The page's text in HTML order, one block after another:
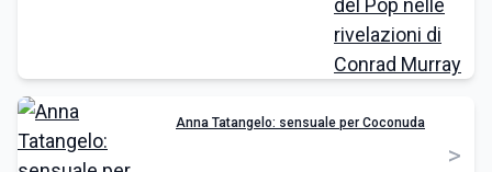
Anna Tatangelo: sensuale per Coconuda
>